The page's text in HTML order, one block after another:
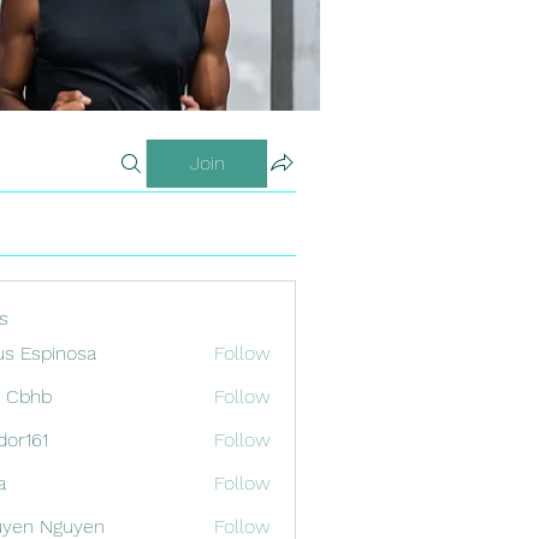
Join
Espinosa
Follow
Cbhb
Follow
Follow
Follow
Nguyen
Follow